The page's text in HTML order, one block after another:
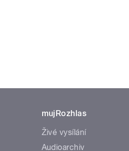
mujRozhlas
Živé vysílání
Audioarchiv